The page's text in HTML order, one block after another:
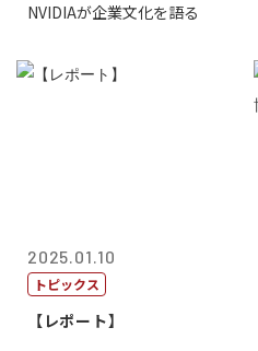
NVIDIAが企業文化を語る
2025.01.10
トピックス
【レポート】